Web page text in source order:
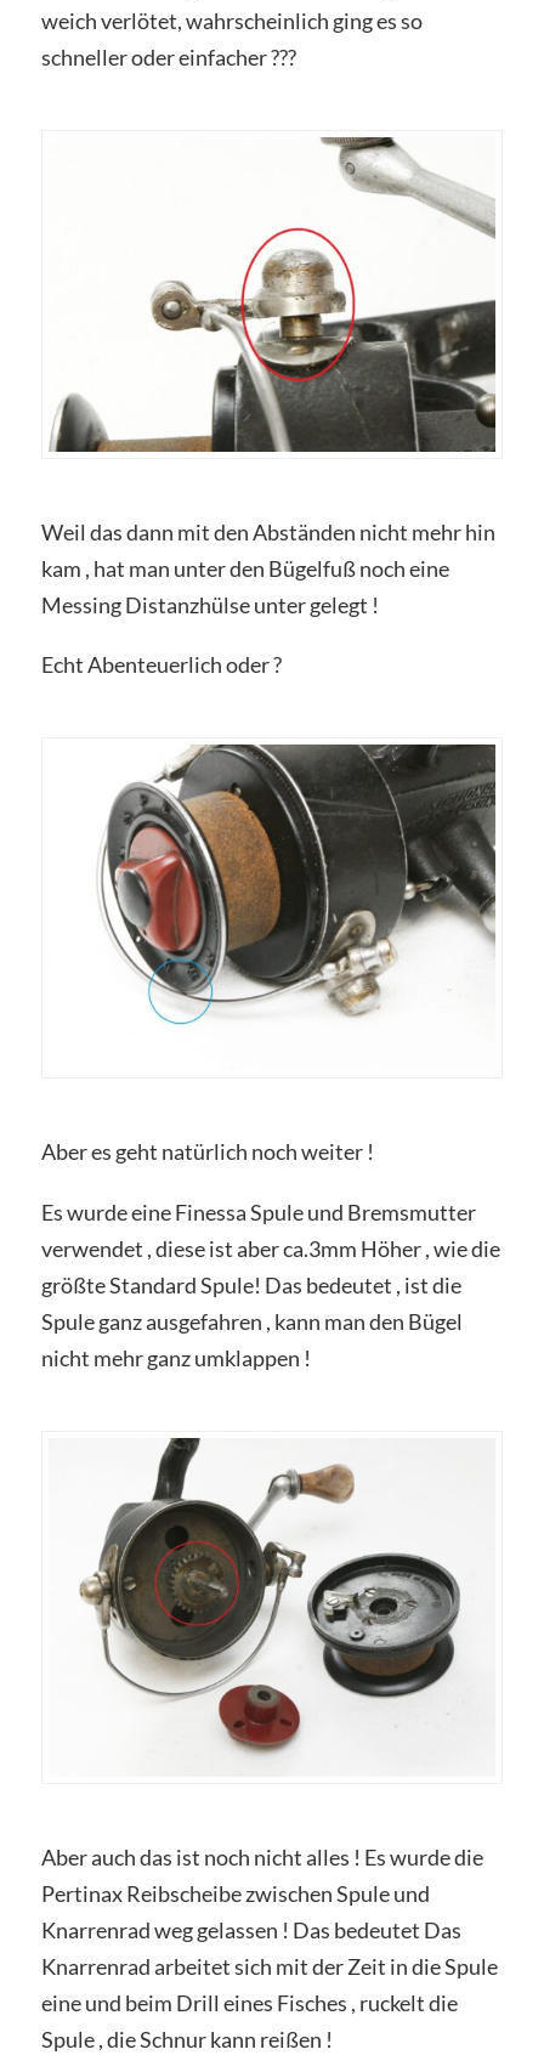
weich verlötet, wahrscheinlich ging es so
schneller oder einfacher ???
Weil das dann mit den Abständen nicht mehr hin
kam , hat man unter den Bügelfuß noch eine
Messing Distanzhülse unter gelegt !
Echt Abenteuerlich oder ?
Aber es geht natürlich noch weiter !
Es wurde eine Finessa Spule und Bremsmutter
verwendet , diese ist aber ca.3mm Höher , wie die
größte Standard Spule! Das bedeutet , ist die
Spule ganz ausgefahren , kann man den Bügel
nicht mehr ganz umklappen !
Aber auch das ist noch nicht alles ! Es wurde die
Pertinax Reibscheibe zwischen Spule und
Knarrenrad weg gelassen ! Das bedeutet Das
Knarrenrad arbeitet sich mit der Zeit in die Spule
eine und beim Drill eines Fisches , ruckelt die
Spule , die Schnur kann reißen !